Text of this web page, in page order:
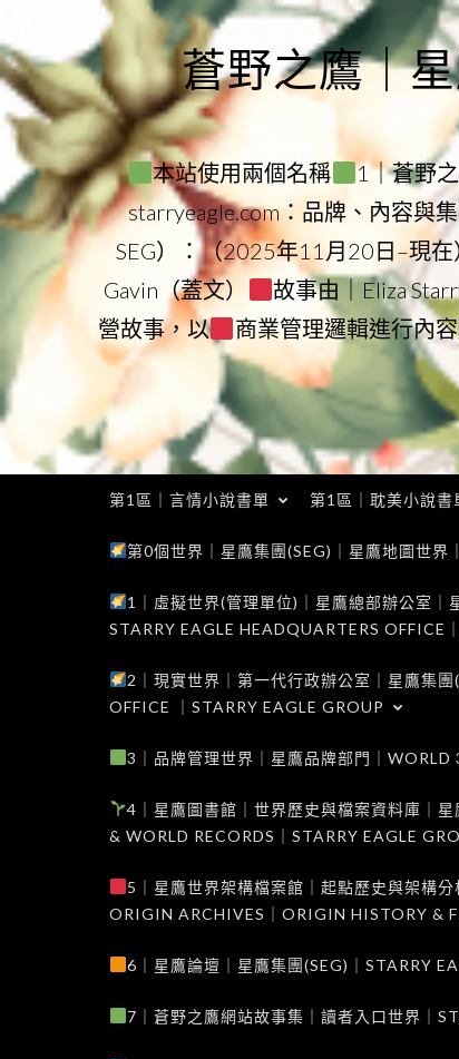
to
content
蒼野之鷹｜星
本站使用兩個名稱 1｜蒼野
starryeagle.com：品牌、內容與
SEG）：（2025年11月20日–現在
Gavin（蓋文）
故事由｜Eliza
營故事，以
商業管理邏輯進行內
第1區｜言情小說書單 第1區｜耽美小說書
第0個世界｜星鷹集團(SEG)｜星鷹地圖世
1｜虛擬世界(管理單位)｜星鷹總部辦公室
STARRY EAGLE HEADQUARTERS OFFICE
2｜現實世界｜第一代行政辦公室｜星鷹集
OFFICE ｜STARRY EAGLE GROUP
3｜品牌管理世界｜星鷹品牌部門｜
4｜星鷹圖書館｜世界歷史與檔案資料庫｜
& WORLD RECORDS｜STARRY EAGLE
5｜星鷹世界架構檔案館｜起點歷史與架構
ORIGIN ARCHIVES｜ORIGIN HISTORY &
6｜星鷹論壇｜星鷹集團(SEG)｜STARRY
7｜蒼野之鷹網站故事集｜讀者入口世界｜